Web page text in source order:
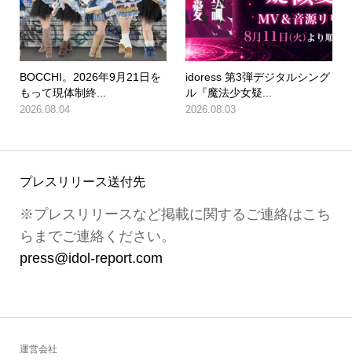
BOCCHI。2026年9月21日を
もって現体制終...
2026.08.04
idoress 第3弾デジタルシング
ル『魔法少女疑...
2026.08.03
プレスリリース送付先
※プレスリリースなど掲載に関するご連絡はこち
らまでご連絡ください。
press@idol-report.com
運営会社